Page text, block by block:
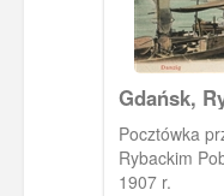
Gdańsk,
Fischmarkt.
Pocztówka
Rybackim
1907 r.